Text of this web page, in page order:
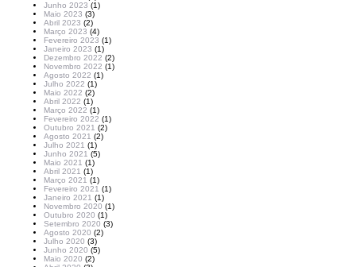
Junho 2023 (1)
Maio 2023 (3)
Abril 2023 (2)
Março 2023 (4)
Fevereiro 2023 (1)
Janeiro 2023 (1)
Dezembro 2022 (2)
Novembro 2022 (1)
Agosto 2022 (1)
Julho 2022 (1)
Maio 2022 (2)
Abril 2022 (1)
Março 2022 (1)
Fevereiro 2022 (1)
Outubro 2021 (2)
Agosto 2021 (2)
Julho 2021 (1)
Junho 2021 (5)
Maio 2021 (1)
Abril 2021 (1)
Março 2021 (1)
Fevereiro 2021 (1)
Janeiro 2021 (1)
Novembro 2020 (1)
Outubro 2020 (1)
Setembro 2020 (3)
Agosto 2020 (2)
Julho 2020 (3)
Junho 2020 (5)
Maio 2020 (2)